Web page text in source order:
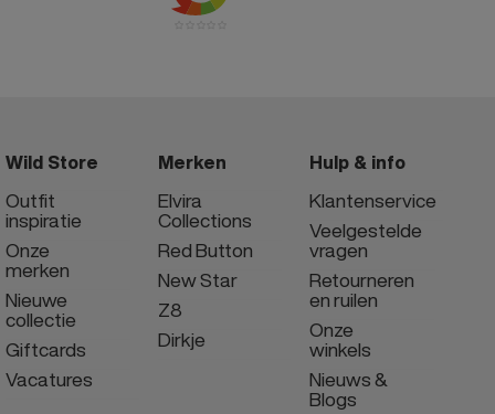
Wild Store
Outfit
inspiratie
Onze
merken
Nieuwe
collectie
Giftcards
Vacatures
Merken
Elvira
Collections
Red Button
New Star
Z8
Dirkje
Hulp & info
Klantenservice
Veelgestelde
vragen
Retourneren
en ruilen
Onze
winkels
Nieuws &
Blogs